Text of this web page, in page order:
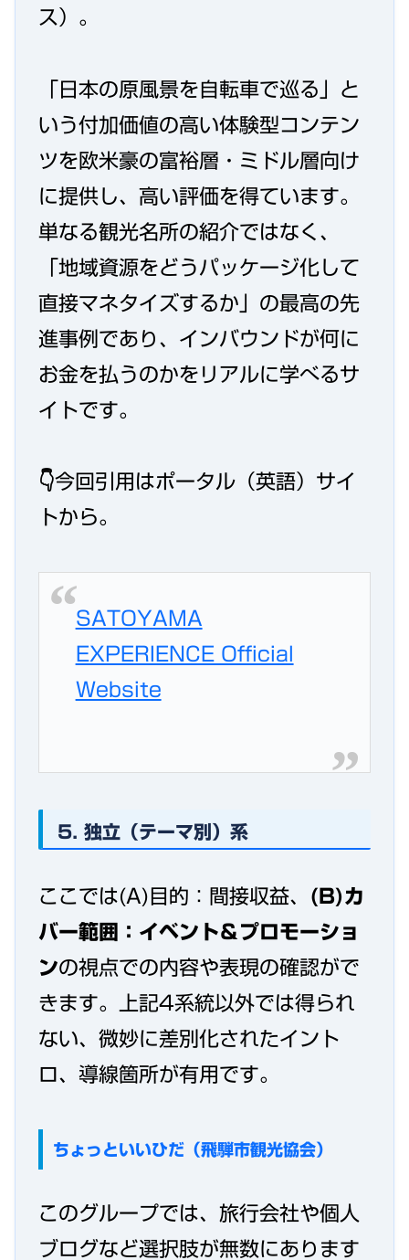
ス）。
「日本の原風景を自転車で巡る」と
いう付加価値の高い体験型コンテン
ツを欧米豪の富裕層・ミドル層向け
に提供し、高い評価を得ています。
単なる観光名所の紹介ではなく、
「地域資源をどうパッケージ化して
直接マネタイズするか」の最高の先
進事例であり、インバウンドが何に
お金を払うのかをリアルに学べるサ
イトです。
👇今回引用はポータル（英語）サイ
トから。
SATOYAMA
EXPERIENCE Official
Website
5. 独立（テーマ別）系
ここでは(A)目的：間接収益、 (B)カ
バー範囲：イベント＆プロモーショ
ンの視点での内容や表現の確認がで
きます。上記4系統以外では得られ
ない、微妙に差別化されたイント
ロ、導線箇所が有用です。
ちょっといいひだ（飛騨市観光協会）
このグループでは、旅行会社や個人
ブログなど選択肢が無数にあります